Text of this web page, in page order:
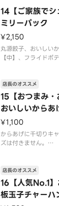
14【ご家族で
ミリーパック
¥2,150
丸源餃子、おいしい
【中】、フライドポ
唐揚げは4個入りです。
15【おつまみ
おいしいからあ
店長のオススメ
¥1,100
からあげに千切りキ
ズは付きません。
16【人気No.1
板玉子チャーハ
店長のオススメ